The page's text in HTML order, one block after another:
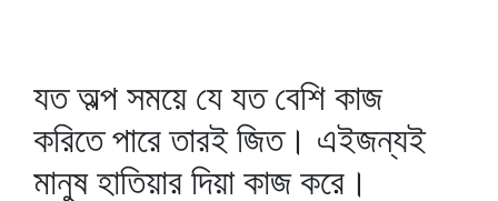
যত অল্প সময়ে যে যত বেশি কাজ
করিতে পারে তারই জিত। এইজন্যই
মানুষ হাতিয়ার দিয়া কাজ করে।